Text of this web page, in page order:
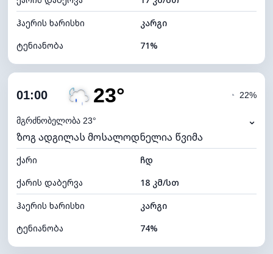
ჰაერის ხარისხი
კარგი
ტენიანობა
71%
ღრუბლიანობა
ნამის წერტილი
ხილვადობა
10 კმ
განათების ინდექსი 0 (ბნელი)
ღრუბლის სიმაღლე 6400 მ
01:00 23°
მგრძნობელობა 23°
◔ 22%
⌄
ზოგ ადგილას მოსალოდნელია წვიმა
ქარი
ჩდ
ქარის დაბერვა
18 კმ/სთ
ჰაერის ხარისხი
კარგი
ტენიანობა
74%